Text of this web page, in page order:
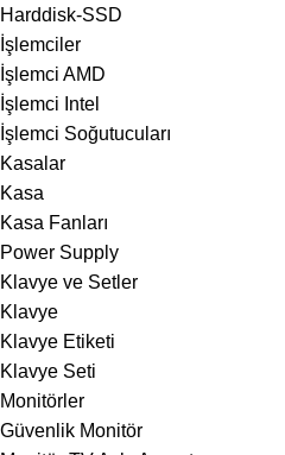
Harddisk-SSD
İşlemciler
İşlemci AMD
İşlemci Intel
İşlemci Soğutucuları
Kasalar
Kasa
Kasa Fanları
Power Supply
Klavye ve Setler
Klavye
Klavye Etiketi
Klavye Seti
Monitörler
Güvenlik Monitör